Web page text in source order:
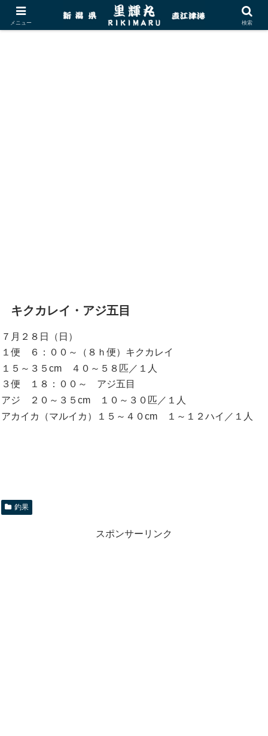
キクカレイ・アジ五目
７月２８日（日）
１便 ６：００～（８ｈ便）キクカレイ
１５～３５cm ４０～５８匹／１人
３便 １８：００～ アジ五目
アジ ２０～３５cm １０～３０匹／１人
アカイカ（マルイカ）１５～４０cm １～１２ハイ／１人
釣果
スポンサーリンク
メニュー 検索